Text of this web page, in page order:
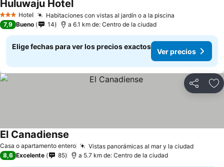
3 Estrellas
Hotel Habitaciones con vistas al jardín o a la piscina
Huluwaju Hotel
7,9 Bueno 14 a 6.1 km de: Centro de la ciudad
Elige fechas para ver los precios exactos
Ver precios
Compartir
Casa o apartamento entero Vistas panorámicas al mar y la ciudad
El Canadiense
8,6 Excelente 85 a 5.7 km de: Centro de la ciudad